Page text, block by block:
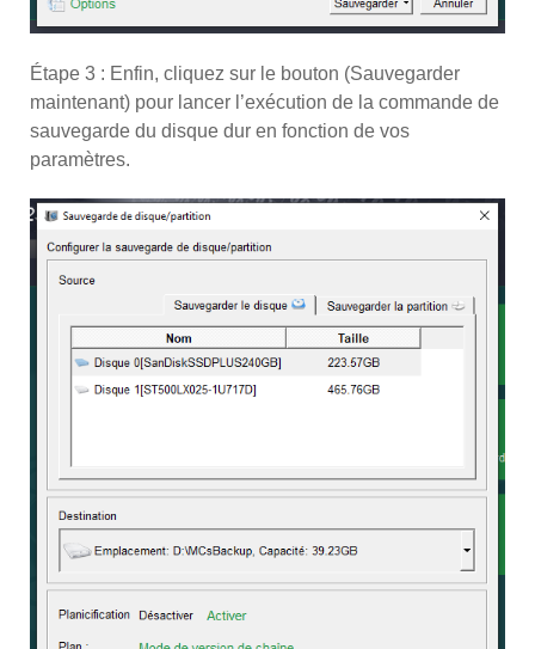
Étape 3 : Enfin, cliquez sur le bouton (Sauvegarder
maintenant) pour lancer l’exécution de la commande de
sauvegarde du disque dur en fonction de vos
paramètres.